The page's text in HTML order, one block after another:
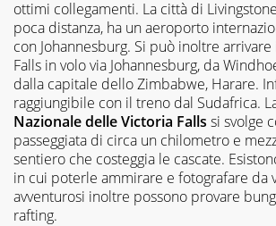
ottimi collegamenti. La città di
poca distanza, ha un aeroporto
con Johannesburg. Si può inoltre
Falls in volo via Johannesburg, da
dalla capitale dello Zimbabwe, Harare.
raggiungibile con il treno dal Sudafrica.
Nazionale delle Victoria Falls si svolge
passeggiata di circa un chilometro e
sentiero che costeggia le cascate.
in cui poterle ammirare e fotografare da
avventurosi inoltre possono provare
rafting.